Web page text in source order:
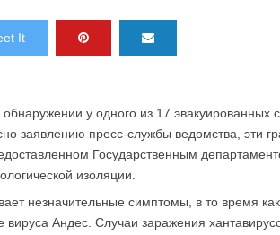
It
у одного из 17 эвакуированных с
заявлению пресс-службы ведомства, эти
Государственным
изоляции.
незначительные симптомы, в то время
вируса Андес. Случаи заражения